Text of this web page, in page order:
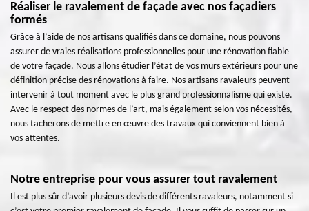
Réaliser le ravalement de façade avec nos façadiers
formés
Grâce à l’aide de nos artisans qualifiés dans ce domaine, nous pouvons
assurer de vraies réalisations professionnelles pour une rénovation fiable
de votre façade. Nous allons étudier l’état de vos murs extérieurs pour une
définition précise des rénovations à faire. Nos artisans ravaleurs peuvent
intervenir à tout moment avec le plus grand professionnalisme qui existe.
Avec le respect des normes de l’art, mais également selon vos nécessités,
nous tacherons de mettre en œuvre des travaux qui conviennent bien à
vos attentes.
Notre entreprise pour vous assurer tout ravalement
Il est plus sûr d’avoir plusieurs devis de différents ravaleurs, notamment si